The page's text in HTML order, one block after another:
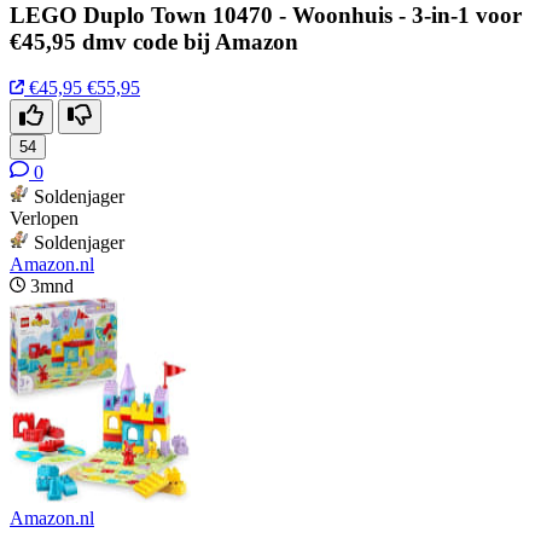
LEGO Duplo Town 10470 - Woonhuis - 3-in-1 voor
€45,95 dmv code bij Amazon
€45,95 €55,95
54
0
Soldenjager
Verlopen
Soldenjager
Amazon.nl
3mnd
Amazon.nl